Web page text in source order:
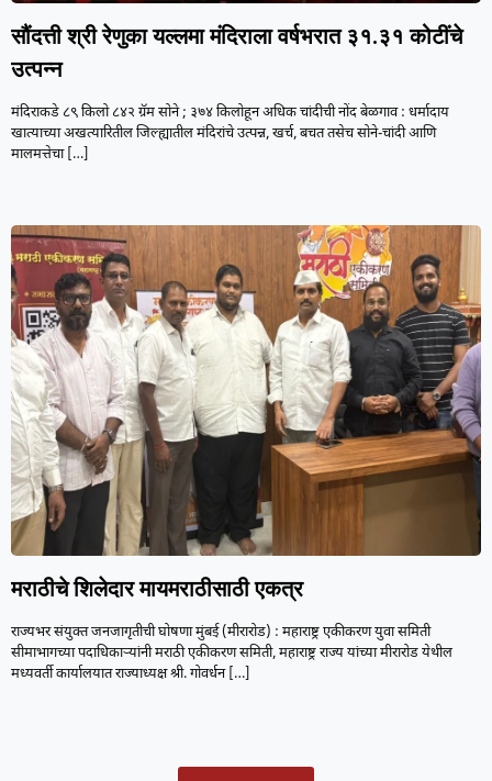
सौंदत्ती श्री रेणुका यल्लमा मंदिराला वर्षभरात ३१.३१ कोटींचे
उत्पन्न
मंदिराकडे ८९ किलो ८४२ ग्रॅम सोने ; ३७४ किलोहून अधिक चांदीची नोंद बेळगाव : धर्मादाय
खात्याच्या अखत्यारितील जिल्ह्यातील मंदिरांचे उत्पन्न, खर्च, बचत तसेच सोने-चांदी आणि
मालमत्तेचा[…]
मराठीचे शिलेदार मायमराठीसाठी एकत्र
राज्यभर संयुक्त जनजागृतीची घोषणा मुंबई (मीरारोड) : महाराष्ट्र एकीकरण युवा समिती
सीमाभागच्या पदाधिकाऱ्यांनी मराठी एकीकरण समिती, महाराष्ट्र राज्य यांच्या मीरारोड येथील
मध्यवर्ती कार्यालयात राज्याध्यक्ष श्री. गोवर्धन[…]